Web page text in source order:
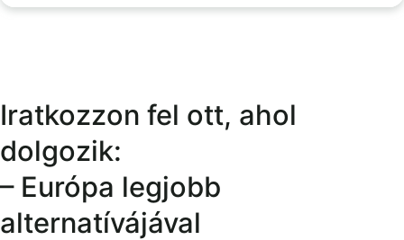
Iratkozzon fel ott, ahol
dolgozik:
– Európa legjobb
alternatívájával